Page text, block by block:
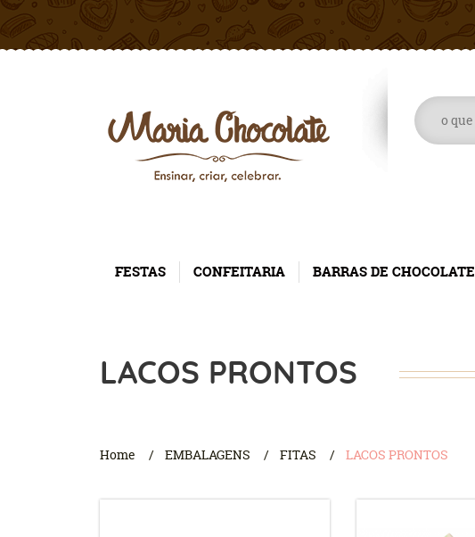
FESTAS CONFEITARIA BARRAS DE CHOCOLATE
LACOS PRONTOS
Home EMBALAGENS FITAS LACOS PRONTOS